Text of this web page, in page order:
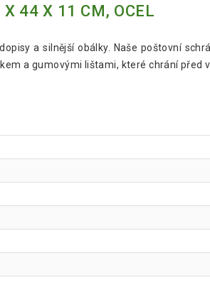
44 X 11 CM, OCEL
a silnější obálky. Naše poštovní
a gumovými lištami, které chrání před